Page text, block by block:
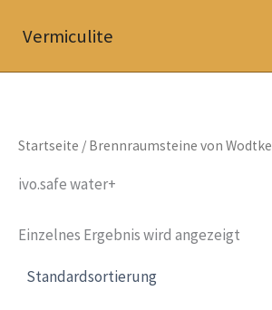
InhaltVermiculite
Startseite / Brennraumsteine von Wodtke
ivo.safe water+
Einzelnes Ergebnis wird angezeigt